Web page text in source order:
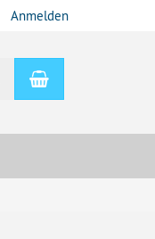
Anmelden
Warenkorb